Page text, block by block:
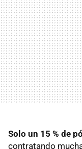
Solo un 15 % de
contratando